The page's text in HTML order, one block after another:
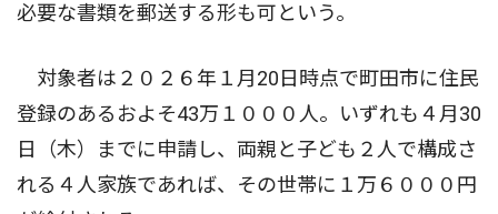
必要な書類を郵送する形も可という。
対象者は２０２６年１月20日時点で町田市に住民
登録のあるおよそ43万１０００人。いずれも４月30
日（木）までに申請し、両親と子ども２人で構成さ
れる４人家族であれば、その世帯に１万６０００円